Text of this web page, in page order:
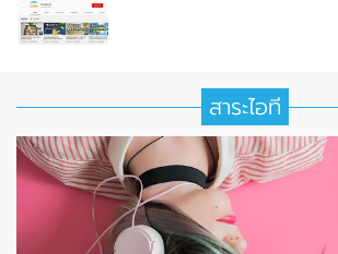
สาระไอที